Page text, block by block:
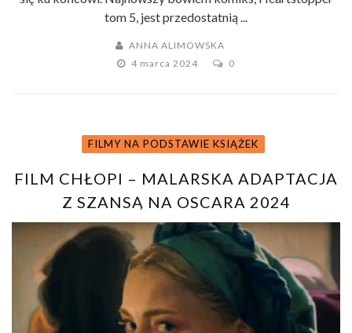
tom 5, jest przedostatnią ...
ANNA ALIMOWSKA
4 marca 2024
0
FILMY NA PODSTAWIE KSIĄŻEK
FILM CHŁOPI – MALARSKA ADAPTACJA
Z SZANSĄ NA OSCARA 2024